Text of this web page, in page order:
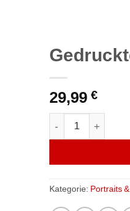
29,99 €
Gedruckte
Kategorie: Portraits